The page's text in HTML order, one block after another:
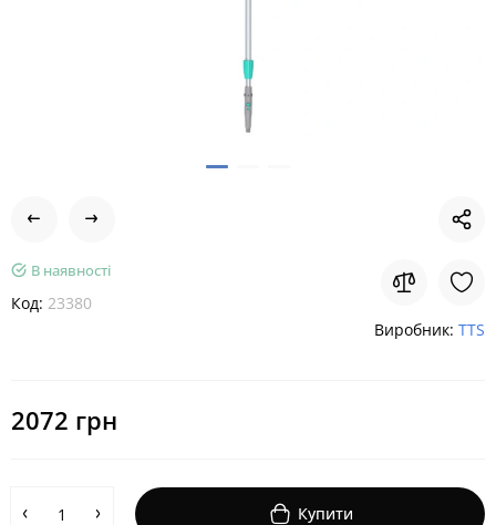
В наявності
Код: 23380
Виробник: TTS
2072 грн
Купити